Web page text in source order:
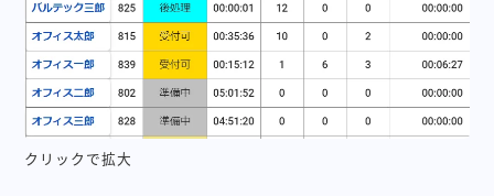
クリックで拡大